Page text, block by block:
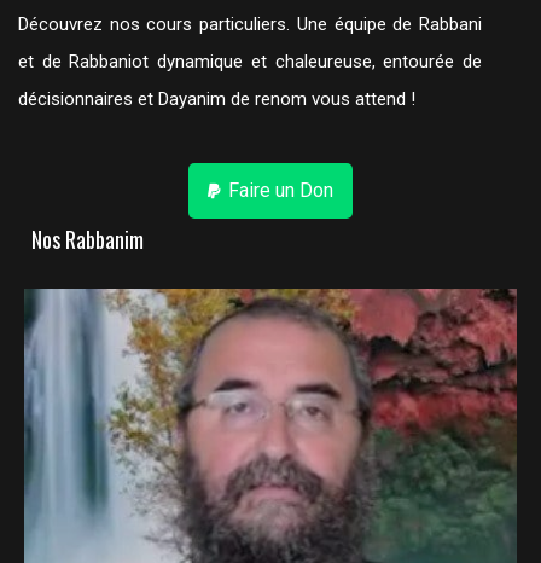
Découvrez nos cours particuliers. Une équipe de Rabbani
et de Rabbaniot dynamique et chaleureuse, entourée de
décisionnaires et Dayanim de renom vous attend !
Faire un Don
Nos Rabbanim